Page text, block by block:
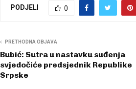
PODJELI 0
PRETHODNA OBJAVA
Bubić: Sutra u nastavku suđenja
svjedočiće predsjednik Republike
Srpske